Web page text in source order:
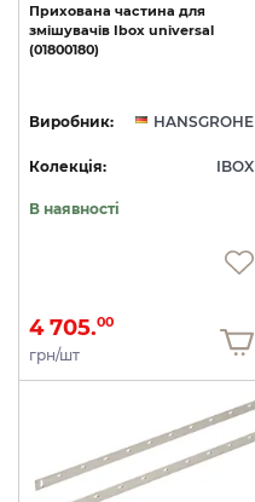
Прихована частина для
змішувачів Ibox universal
(01800180)
Виробник: HANSGROHE
Колекція: IBOX
В наявності
4 705.00
грн/шт